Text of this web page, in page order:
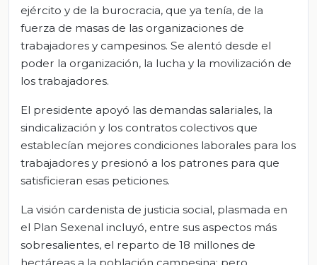
ejército y de la burocracia, que ya tenía, de la
fuerza de masas de las organizaciones de
trabajadores y campesinos. Se alentó desde el
poder la organización, la lucha y la movilización de
los trabajadores.
El presidente apoyó las demandas salariales, la
sindicalización y los contratos colectivos que
establecían mejores condiciones laborales para los
trabajadores y presionó a los patrones para que
satisficieran esas peticiones.
La visión cardenista de justicia social, plasmada en
el Plan Sexenal incluyó, entre sus aspectos más
sobresalientes, el reparto de 18 millones de